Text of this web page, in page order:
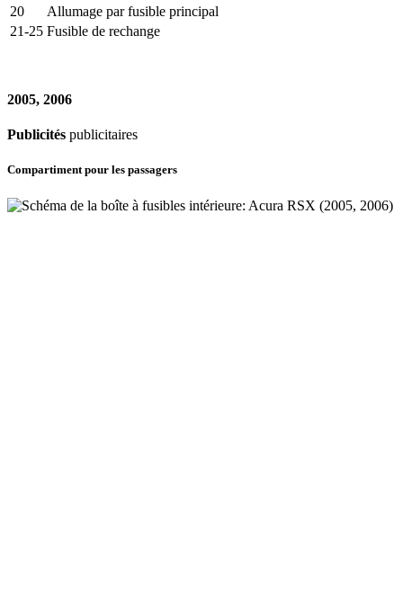
20
Allumage par fusible principal
21-25 Fusible de rechange
2005, 2006
Publicités publicitaires
Compartiment pour les passagers